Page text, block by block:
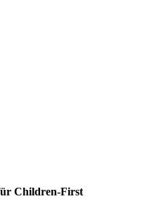
Children-First